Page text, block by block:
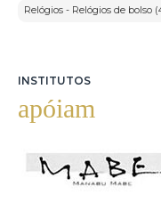
Relógios - Relógios de bolso
INSTITUTOS
apóiam